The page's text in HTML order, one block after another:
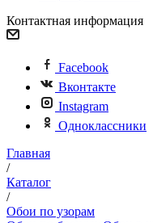
Контактная информация
Facebook
Вконтакте
Instagram
Одноклассники
Главная
/
Каталог
/
Обои по узорам